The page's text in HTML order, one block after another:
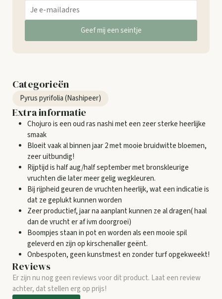
Geef mij een seintje
Categorieën
Pyrus pyrifolia (Nashipeer)
Extra informatie
Chojuro is een oud ras nashi met een zeer sterke heerlijke
smaak
Bloeit vaak al binnen jaar 2 met mooie bruidwitte bloemen,
zeer uitbundig!
Rijptijd is half aug/half september met bronskleurige
vruchten die later meer gelig wegkleuren.
Bij rijpheid geuren de vruchten heerlijk, wat een indicatie is
dat ze geplukt kunnen worden
Zeer productief, jaar na aanplant kunnen ze al dragen( haal
dan de vrucht er af ivm doorgroei)
Boompjes staan in pot en worden als een mooie spil
geleverd en zijn op kirschenaller geënt.
Onbespoten, geen kunstmest en zonder turf opgekweekt!
Reviews
Er zijn nu nog geen reviews voor dit product. Laat een review
achter, dat stellen erg op prijs!